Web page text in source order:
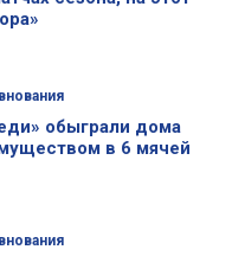
обыграли дома
в 6 мячей